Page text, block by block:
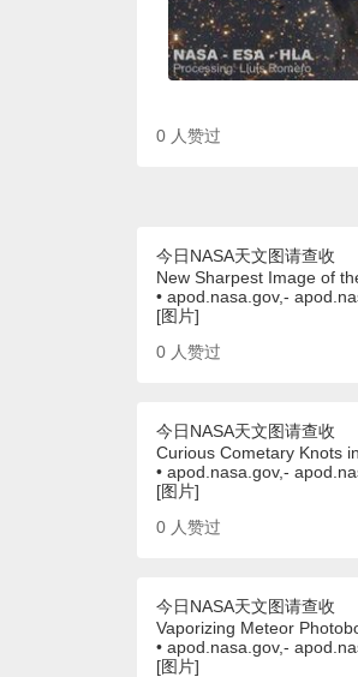
0 人赞过
今日NASA天文图请查收
New Sharpest Image of
• apod.nasa.gov,-
[图片]
0 人赞过
今日NASA天文图请查收
Curious Cometary Knots
• apod.nasa.gov,-
[图片]
0 人赞过
今日NASA天文图请查收
Vaporizing Meteor
• apod.nasa.gov,-
[图片]